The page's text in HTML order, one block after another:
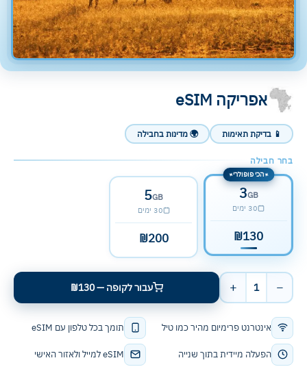
אפריקה eSIM
אינטרנט פרימיום מהיר כמו טיל תומך בכל טלפון עם eSIM
הפעלה מיידית בתוך שנייה eSIM למייל ולאזור האישי
📱 בדיקת תאימות 🌍 מדינות בחבילה
בחר חבילה
✦הכי פופולרי✦
3GB
30 ימים
₪130
5GB
30 ימים
₪200
−
1
+ עבור לקופה — ₪130